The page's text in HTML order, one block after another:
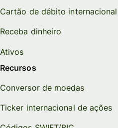
Cartão de débito internacional
Receba dinheiro
Ativos
Recursos
Conversor de moedas
Ticker internacional de ações